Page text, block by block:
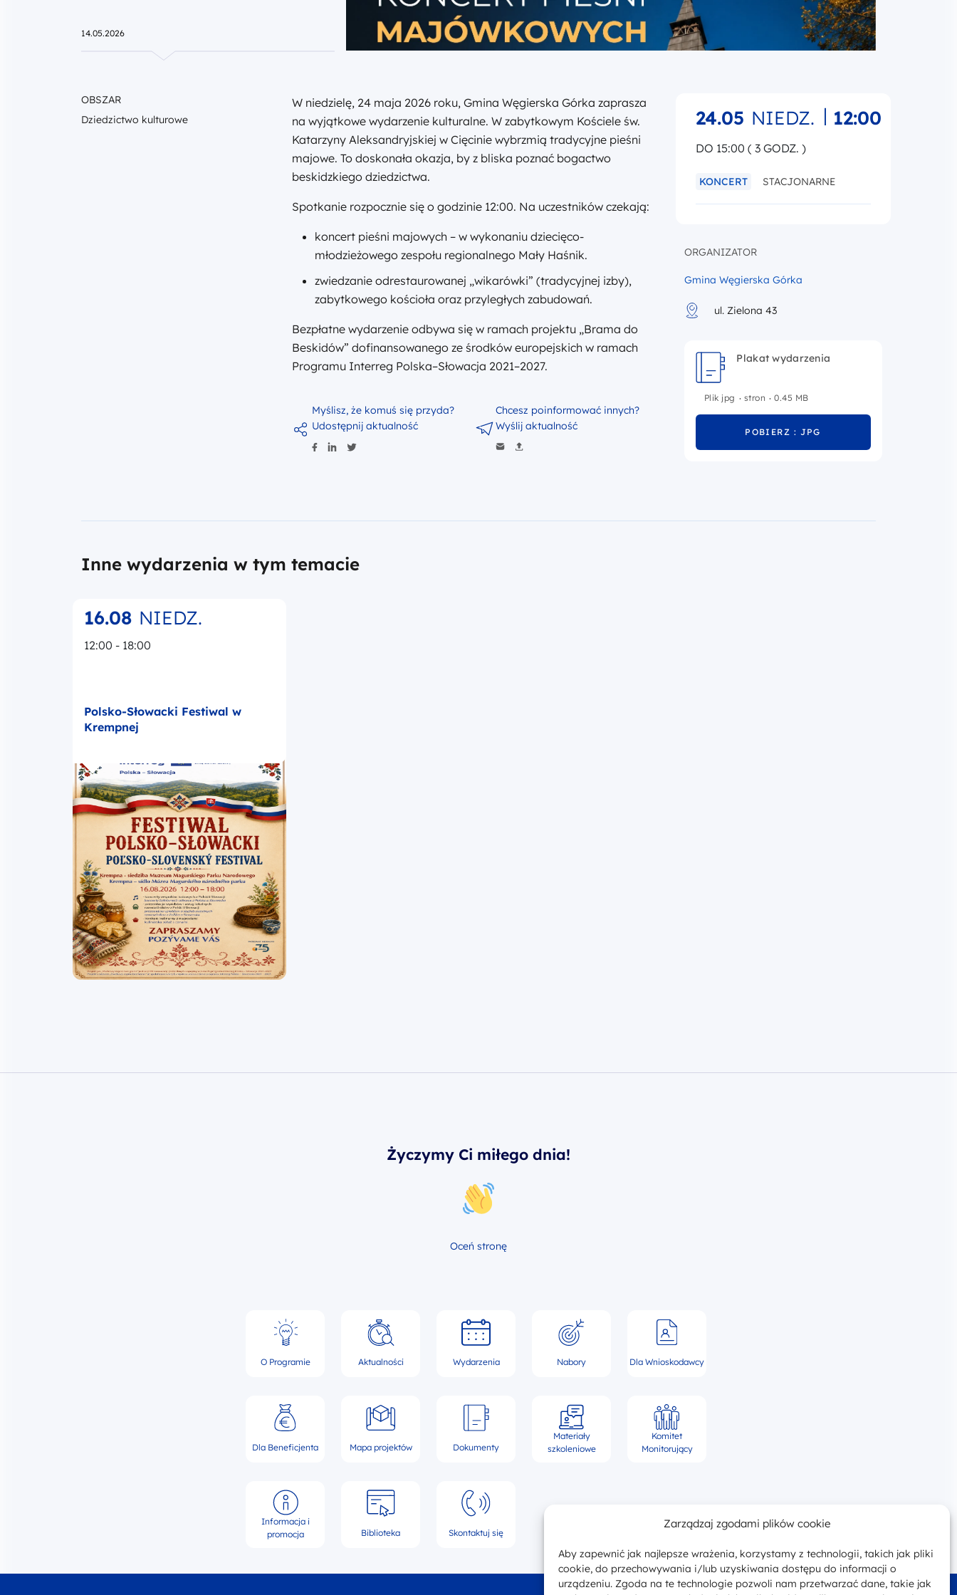
Zarządzaj zgodami plików cookie
Aby zapewnić jak najlepsze wrażenia, korzystamy z technologii, takich jak pliki
cookie, do przechowywania i/lub uzyskiwania dostępu do informacji o
urządzeniu. Zgoda na te technologie pozwoli nam przetwarzać dane, takie jak
14.05.2026
OBSZAR
Dziedzictwo kulturowe
W niedzielę, 24 maja 2026 roku, Gmina Węgierska Górka zaprasza
na wyjątkowe wydarzenie kulturalne. W zabytkowym Kościele św.
Katarzyny Aleksandryjskiej w Cięcinie wybrzmią tradycyjne pieśni
majowe. To doskonała okazja, by z bliska poznać bogactwo
beskidzkiego dziedzictwa.
Spotkanie rozpocznie się o godzinie 12:00. Na uczestników czekają:
koncert pieśni majowych – w wykonaniu dziecięco-
młodzieżowego zespołu regionalnego Mały Haśnik.
zwiedzanie odrestaurowanej „wikarówki” (tradycyjnej izby),
zabytkowego kościoła oraz przyległych zabudowań.
Bezpłatne wydarzenie odbywa się w ramach projektu „Brama do
Beskidów” dofinansowanego ze środków europejskich w ramach
Programu Interreg Polska–Słowacja 2021–2027.
Myślisz, że komuś się przyda?
Udostępnij aktualność
Chcesz poinformować innych?
Wyślij aktualność
24.05 NIEDZ. | 12:00
DO 15:00 ( 3 GODZ. )
KONCERT STACJONARNE
ORGANIZATOR
Gmina Węgierska Górka
ul. Zielona 43
Plakat wydarzenia
Plik jpg . stron . 0.45 MB
POBIERZ : JPG
Inne wydarzenia w tym temacie
16.08 NIEDZ.
12:00 - 18:00
Polsko-Słowacki Festiwal w
Krempnej
Życzymy Ci miłego dnia!
Oceń stronę
O Programie Aktualności Wydarzenia Nabory Dla Wnioskodawcy
Dla Beneficjenta Mapa projektów Dokumenty
Materiały
szkoleniowe
Komitet
Monitorujący
Informacja i
promocja
Biblioteka Skontaktuj się